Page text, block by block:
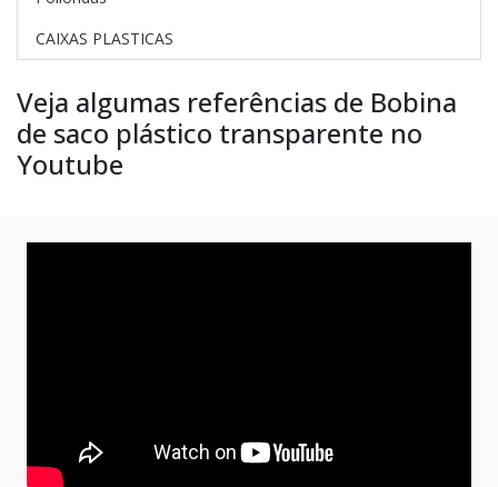
CAIXAS PLASTICAS
Veja algumas referências de Bobina
de saco plástico transparente no
Youtube